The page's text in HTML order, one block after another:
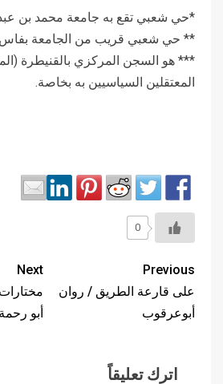
*حي شعبي تقع به جامعة محمد بن
** حي شعبي قريب من الجامعة
*** هو السجن المركزي بالقنيطرة
المعتقلين السياسيين به بخاصة.
0
Previous
على قارعة الطريق / روان
أبوعرقوب
Next
أبو رحمة
اترك تعليقاً